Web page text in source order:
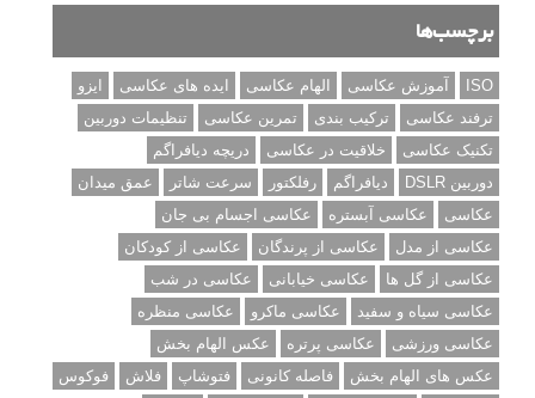
برچسب‌ها
ISO آموزش عکاسی الهام عکاسی ایده های عکاسی
ایزو
ترفند عکاسی
ترکیب بندی تمرین عکاسی
تنظیمات دوربین
تکنیک عکاسی
خلاقیت در عکاسی
دریچه دیافراگم
دوربین DSLR
دیافراگم رفلکتور سرعت شاتر
عمق میدان
عکاسی
عکاسی آبستره
عکاسی اجسام بی جان
عکاسی از مدل
عکاسی از پرندگان
عکاسی از کودکان
عکاسی از گل ها
عکاسی خیابانی
عکاسی در شب
عکاسی سیاه و سفید
عکاسی ماکرو
عکاسی منظره
عکاسی ورزشی
عکاسی پرتره
عکس الهام بخش
عکس های الهام بخش
فاصله کانونی فتوشاپ فلاش
فوکوس